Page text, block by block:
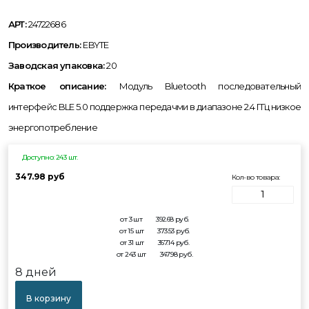
АРТ:24722686
Производитель:EBYTE
Заводская упаковка:20
Краткое описание: Модуль Bluetooth последовательный
интерфейс BLE 5.0 поддержка передачми в диапазоне 2.4 ГГц низкое
энергопотребление
Доступно: 243 шт.
347.98 руб Кол-во товара:
от 3 шт 392.68руб.
от 15 шт
373.53руб.
от 31 шт
367.14руб.
от 243 шт
347.98руб.
8 дней
В корзину